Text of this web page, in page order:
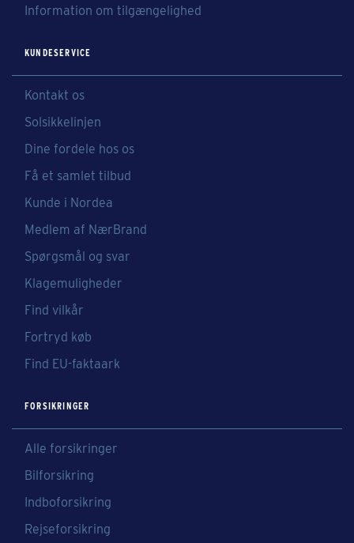
Information om tilgængelighed
KUNDESERVICE
Kontakt os
Solsikkelinjen
Dine fordele hos os
Få et samlet tilbud
Kunde i Nordea
Medlem af NærBrand
Spørgsmål og svar
Klagemuligheder
Find vilkår
Fortryd køb
Find EU-faktaark
FORSIKRINGER
Alle forsikringer
Bilforsikring
Indboforsikring
Rejseforsikring